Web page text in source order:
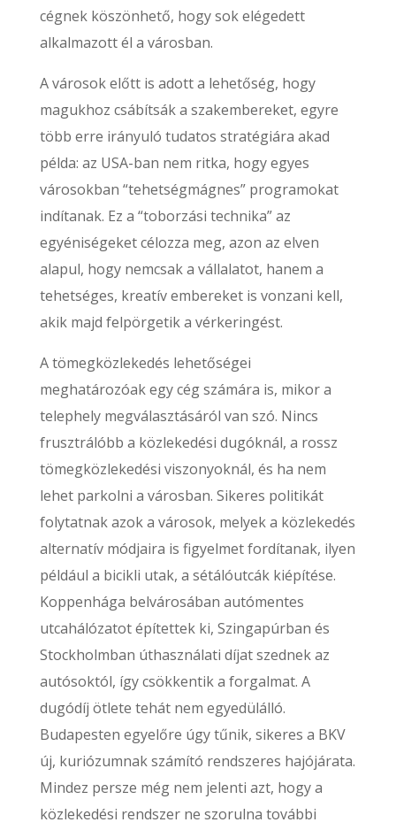
cégnek köszönhető, hogy sok elégedett
alkalmazott él a városban.
A városok előtt is adott a lehetőség, hogy
magukhoz csábítsák a szakembereket, egyre
több erre irányuló tudatos stratégiára akad
példa: az USA-ban nem ritka, hogy egyes
városokban “tehetségmágnes” programokat
indítanak. Ez a “toborzási technika” az
egyéniségeket célozza meg, azon az elven
alapul, hogy nemcsak a vállalatot, hanem a
tehetséges, kreatív embereket is vonzani kell,
akik majd felpörgetik a vérkeringést.
A tömegközlekedés lehetőségei
meghatározóak egy cég számára is, mikor a
telephely megválasztásáról van szó. Nincs
frusztrálóbb a közlekedési dugóknál, a rossz
tömegközlekedési viszonyoknál, és ha nem
lehet parkolni a városban. Sikeres politikát
folytatnak azok a városok, melyek a közlekedés
alternatív módjaira is figyelmet fordítanak, ilyen
például a bicikli utak, a sétálóutcák kiépítése.
Koppenhága belvárosában autómentes
utcahálózatot építettek ki, Szingapúrban és
Stockholmban úthasználati díjat szednek az
autósoktól, így csökkentik a forgalmat. A
dugódíj ötlete tehát nem egyedülálló.
Budapesten egyelőre úgy tűnik, sikeres a BKV
új, kuriózumnak számító rendszeres hajójárata.
Mindez persze még nem jelenti azt, hogy a
közlekedési rendszer ne szorulna további